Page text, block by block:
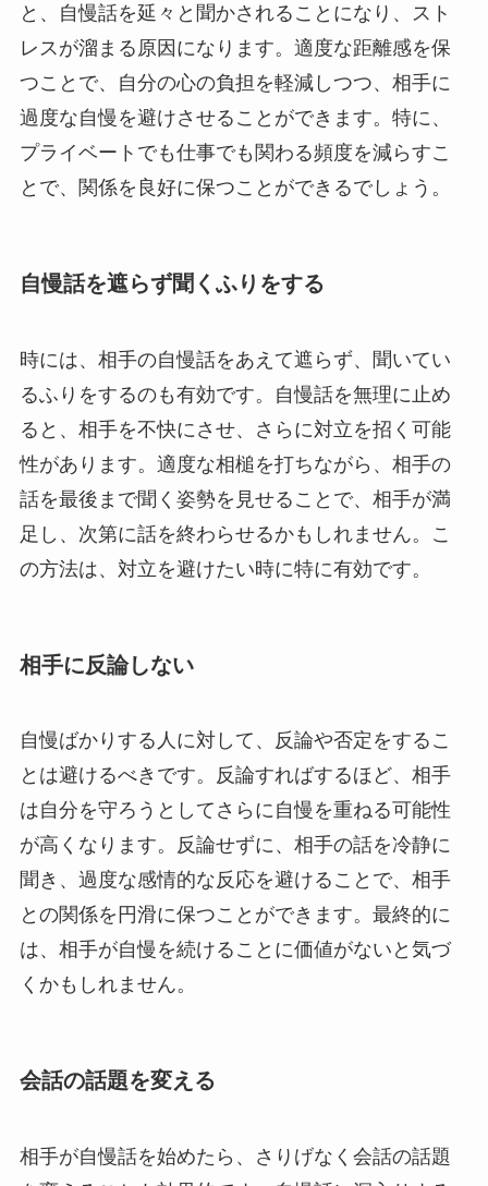
と、自慢話を延々と聞かされることになり、スト
レスが溜まる原因になります。適度な距離感を保
つことで、自分の心の負担を軽減しつつ、相手に
過度な自慢を避けさせることができます。特に、
プライベートでも仕事でも関わる頻度を減らすこ
とで、関係を良好に保つことができるでしょう。
自慢話を遮らず聞くふりをする
時には、相手の自慢話をあえて遮らず、聞いてい
るふりをするのも有効です。自慢話を無理に止め
ると、相手を不快にさせ、さらに対立を招く可能
性があります。適度な相槌を打ちながら、相手の
話を最後まで聞く姿勢を見せることで、相手が満
足し、次第に話を終わらせるかもしれません。こ
の方法は、対立を避けたい時に特に有効です。
相手に反論しない
自慢ばかりする人に対して、反論や否定をするこ
とは避けるべきです。反論すればするほど、相手
は自分を守ろうとしてさらに自慢を重ねる可能性
が高くなります。反論せずに、相手の話を冷静に
聞き、過度な感情的な反応を避けることで、相手
との関係を円滑に保つことができます。最終的に
は、相手が自慢を続けることに価値がないと気づ
くかもしれません。
会話の話題を変える
相手が自慢話を始めたら、さりげなく会話の話題